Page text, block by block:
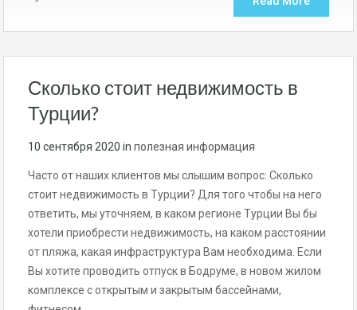
Сколько стоит недвижимость в
Турции?
10 сентября 2020 in полезная информация
Часто от наших клиентов мы слышим вопрос: Сколько
стоит недвижимость в Турции? Для того чтобы на него
ответить, мы уточняем, в каком регионе Турции Вы бы
хотели приобрести недвижимость, на каком расстоянии
от пляжа, какая инфраструктура Вам необходима. Если
Вы хотите проводить отпуск в Бодруме, в новом жилом
комплексе с открытым и закрытым бассейнами,